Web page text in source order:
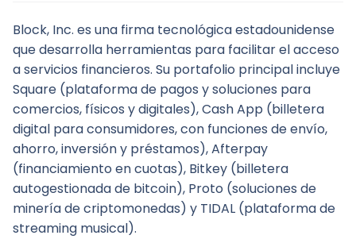
Block, Inc. es una firma tecnológica estadounidense
que desarrolla herramientas para facilitar el acceso
a servicios financieros. Su portafolio principal incluye
Square (plataforma de pagos y soluciones para
comercios, físicos y digitales), Cash App (billetera
digital para consumidores, con funciones de envío,
ahorro, inversión y préstamos), Afterpay
(financiamiento en cuotas), Bitkey (billetera
autogestionada de bitcoin), Proto (soluciones de
minería de criptomonedas) y TIDAL (plataforma de
streaming musical).